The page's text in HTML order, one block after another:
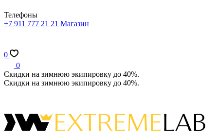
Телефоны
+7 911 777 21 21 Магазин
0
0
Скидки на зимнюю экипировку до 40%.
Скидки на зимнюю экипировку до 40%.